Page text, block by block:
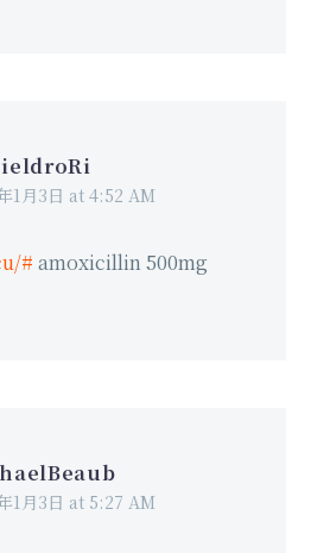
1月3日 at 4:52 AM
# amoxicillin 500mg
1月3日 at 5:27 AM